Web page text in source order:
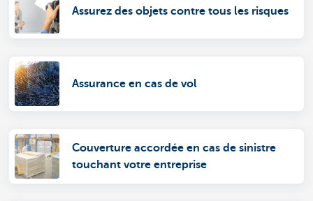
Assurez des objets contre tous les risques
Assurance en cas de vol
Couverture accordée en cas de sinistre
touchant votre entreprise